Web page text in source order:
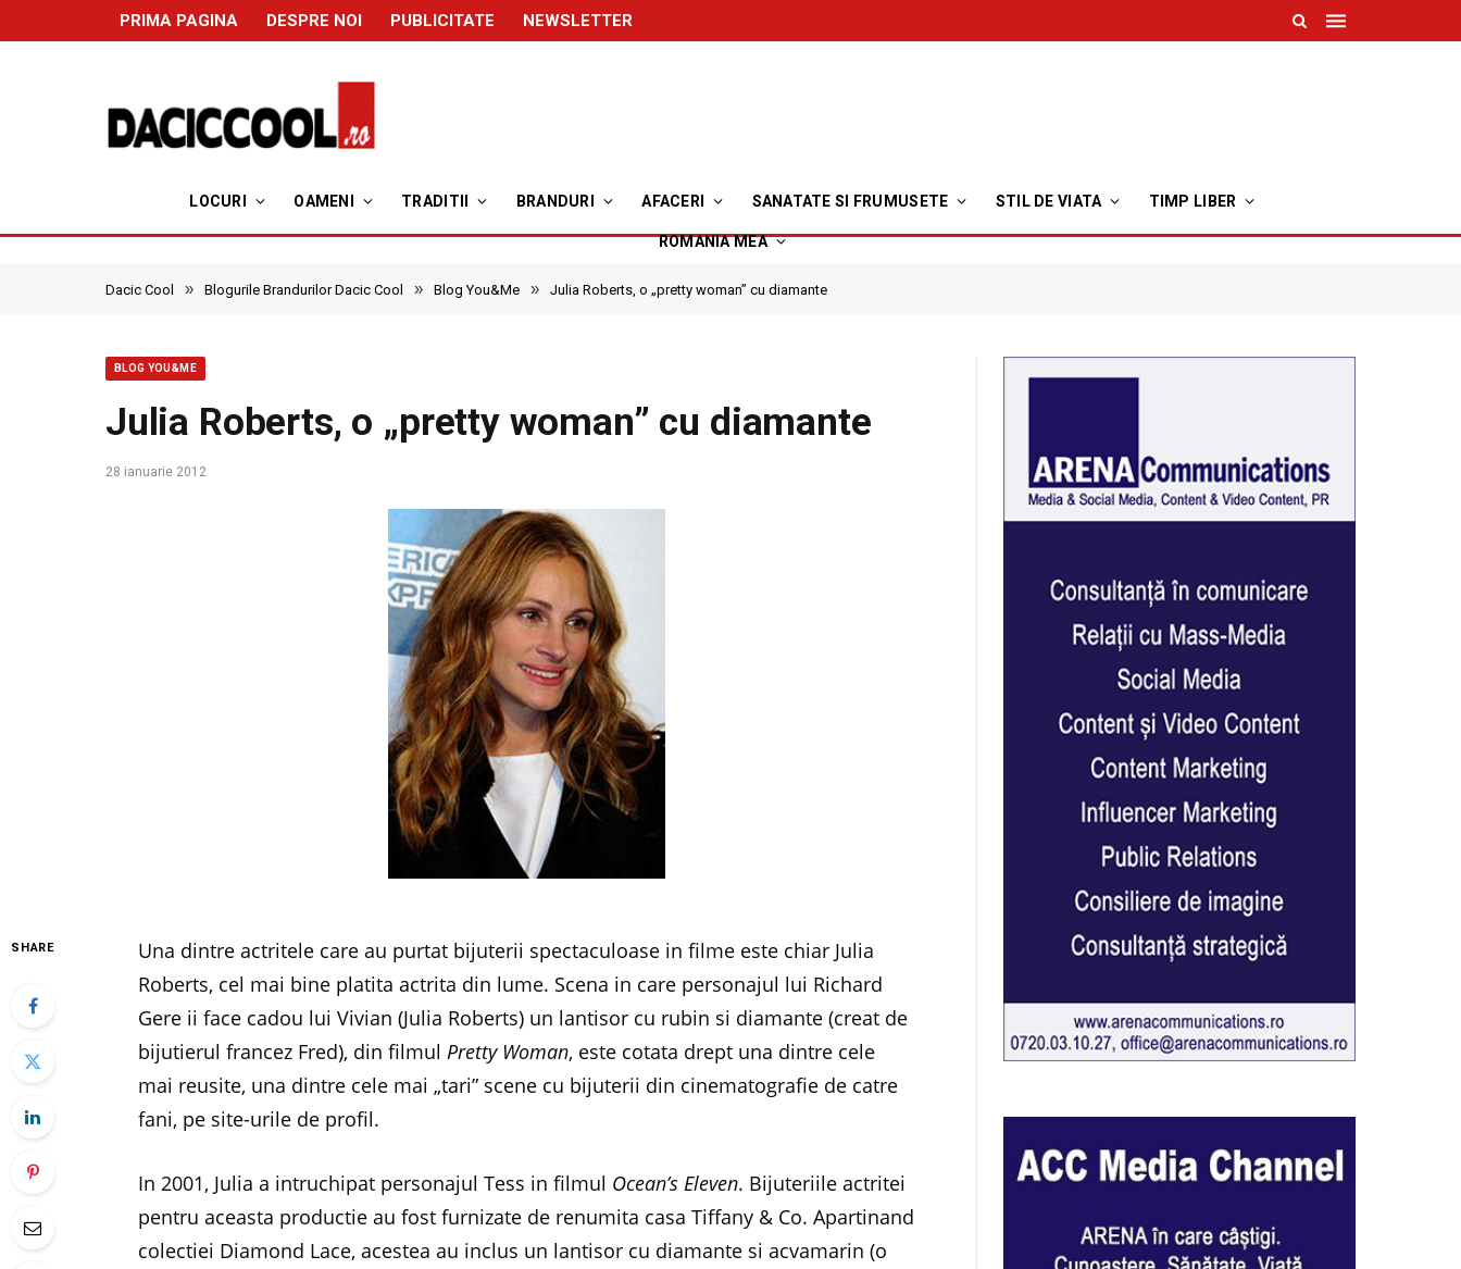
PRIMA PAGINA DESPRE NOI PUBLICITATE NEWSLETTER
LOCURI OAMENI TRADITII BRANDURI AFACERI SANATATE SI FRUMUSETE STIL DE VIATA TIMP LIBER
ROMANIA MEA
Dacic Cool » Blogurile Brandurilor Dacic Cool » Blog You&Me » Julia Roberts, o „pretty woman” cu diamante
BLOG YOU&ME
Julia Roberts, o „pretty woman” cu diamante
28 ianuarie 2012
SHARE
Una dintre actritele care au purtat bijuterii spectaculoase in filme este chiar Julia
Roberts, cel mai bine platita actrita din lume. Scena in care personajul lui Richard
Gere ii face cadou lui Vivian (Julia Roberts) un lantisor cu rubin si diamante (creat de
bijutierul francez Fred), din filmulPretty Woman, este cotata drept una dintre cele
mai reusite, una dintre cele mai „tari” scene cu bijuterii din cinematografie de catre
fani, pe site-urile de profil.
In 2001, Julia a intruchipat personajul Tess in filmul Ocean’s Eleven. Bijuteriile actritei
pentru aceasta productie au fost furnizate de renumita casa Tiffany & Co. Apartinand
colectiei Diamond Lace, acestea au inclus un lantisor cu diamante si acvamarin (o